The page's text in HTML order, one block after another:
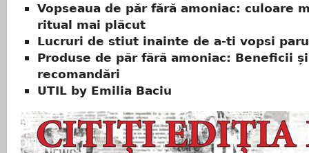
Vopseaua de păr fără amoniac: culoare
ritual mai plăcut
Lucruri de stiut inainte de a-ti vopsi
Produse de păr fără amoniac: Beneficii și
recomandări
UTIL by Emilia Baciu